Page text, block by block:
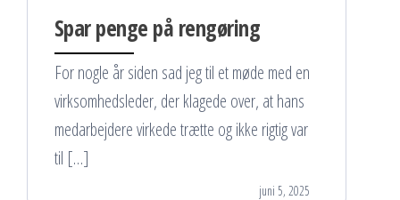
Spar penge på rengøring
For nogle år siden sad jeg til et møde med en
virksomhedsleder, der klagede over, at hans
medarbejdere virkede trætte og ikke rigtig var
til […]
juni 5, 2025